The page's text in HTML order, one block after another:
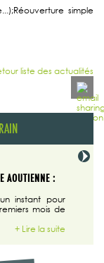
simple
liste des actualités
AOUTIENNE :
instant pour
mois de
+ Lire la suite
29/07/